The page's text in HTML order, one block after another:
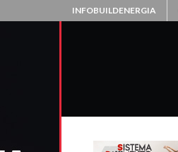
INFOBUILDENERGIA